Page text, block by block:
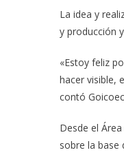
La idea y
y producción
«Estoy feliz
hacer visible,
contó
Desde el
sobre la base